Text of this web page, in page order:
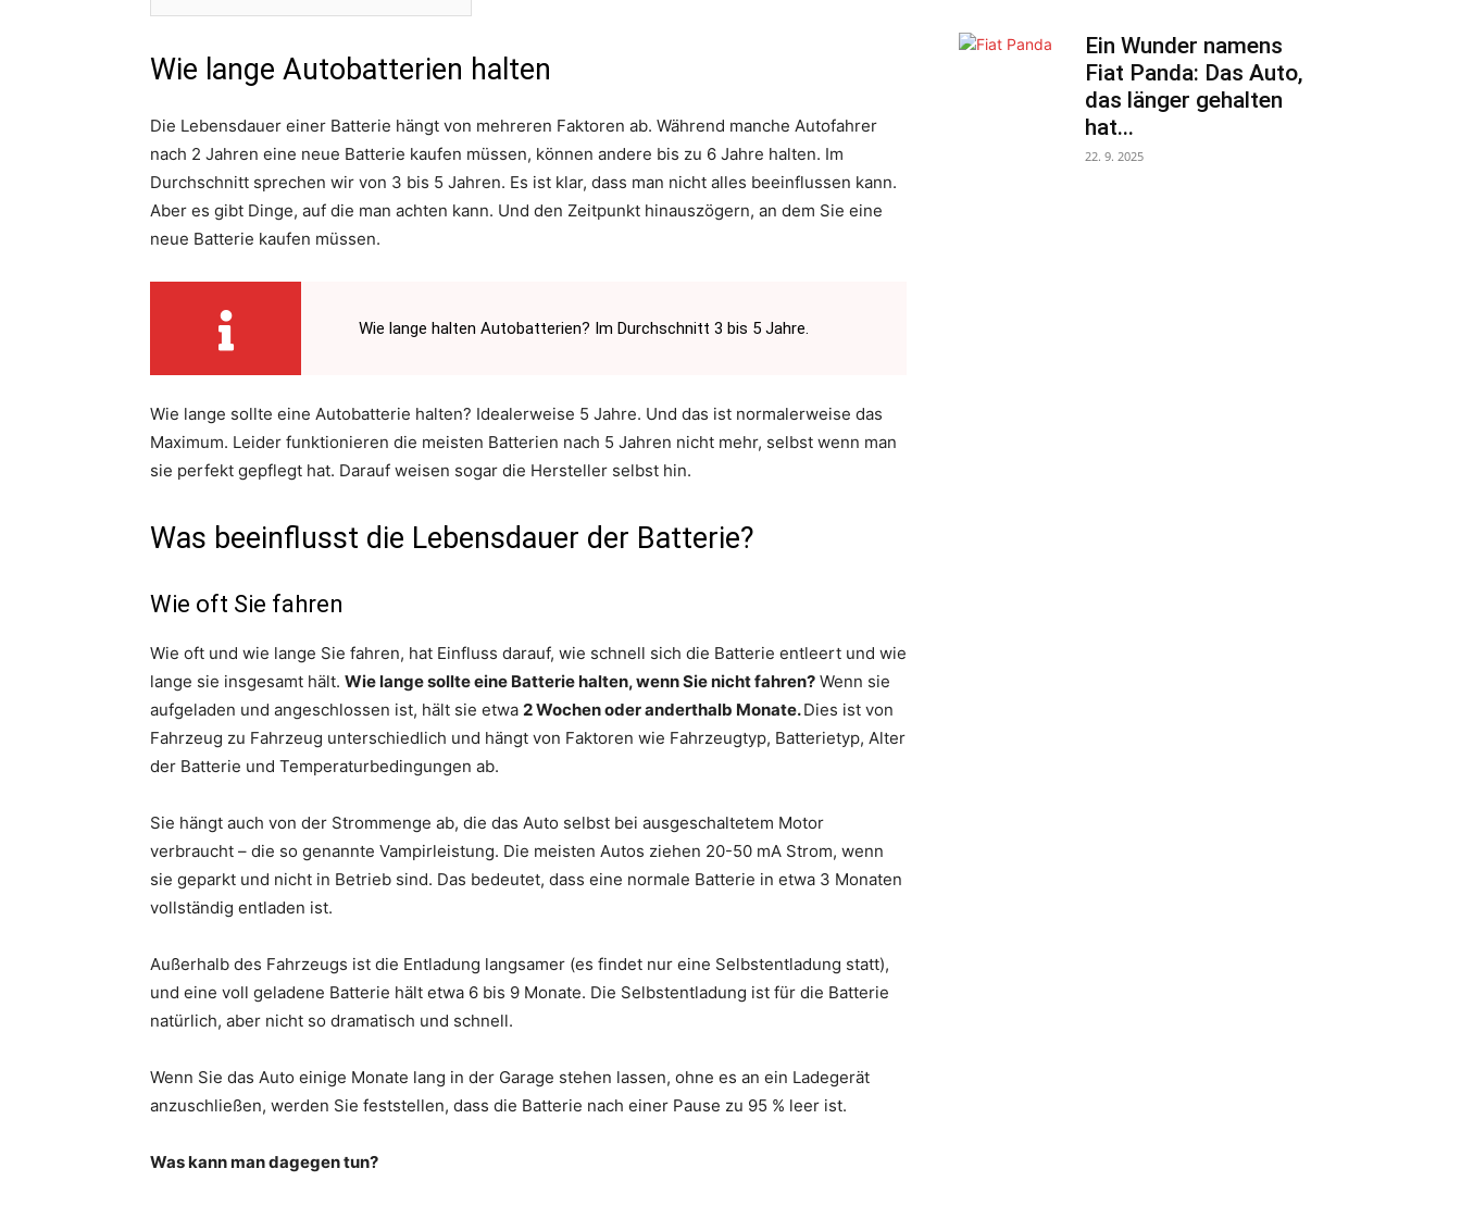
Wie lange Autobatterien halten
Die Lebensdauer einer Batterie hängt von mehreren Faktoren ab. Während manche Autofahrer
nach 2 Jahren eine neue Batterie kaufen müssen, können andere bis zu 6 Jahre halten. Im
Durchschnitt sprechen wir von 3 bis 5 Jahren. Es ist klar, dass man nicht alles beeinflussen kann.
Aber es gibt Dinge, auf die man achten kann. Und den Zeitpunkt hinauszögern, an dem Sie eine
neue Batterie kaufen müssen.
Wie lange halten Autobatterien? Im Durchschnitt 3 bis 5 Jahre.
Wie lange sollte eine Autobatterie halten? Idealerweise 5 Jahre. Und das ist normalerweise das
Maximum. Leider funktionieren die meisten Batterien nach 5 Jahren nicht mehr, selbst wenn man
sie perfekt gepflegt hat. Darauf weisen sogar die Hersteller selbst hin.
Was beeinflusst die Lebensdauer der Batterie?
Wie oft Sie fahren
Wie oft und wie lange Sie fahren, hat Einfluss darauf, wie schnell sich die Batterie entleert und wie
lange sie insgesamt hält. Wie lange sollte eine Batterie halten, wenn Sie nicht fahren? Wenn sie
aufgeladen und angeschlossen ist, hält sie etwa 2 Wochen oder anderthalb Monate.Dies ist von
Fahrzeug zu Fahrzeug unterschiedlich und hängt von Faktoren wie Fahrzeugtyp, Batterietyp, Alter
der Batterie und Temperaturbedingungen ab.
Sie hängt auch von der Strommenge ab, die das Auto selbst bei ausgeschaltetem Motor
verbraucht – die so genannte Vampirleistung. Die meisten Autos ziehen 20-50 mA Strom, wenn
sie geparkt und nicht in Betrieb sind. Das bedeutet, dass eine normale Batterie in etwa 3 Monaten
vollständig entladen ist.
Außerhalb des Fahrzeugs ist die Entladung langsamer (es findet nur eine Selbstentladung statt),
und eine voll geladene Batterie hält etwa 6 bis 9 Monate. Die Selbstentladung ist für die Batterie
natürlich, aber nicht so dramatisch und schnell.
Wenn Sie das Auto einige Monate lang in der Garage stehen lassen, ohne es an ein Ladegerät
anzuschließen, werden Sie feststellen, dass die Batterie nach einer Pause zu 95 % leer ist.
Was kann man dagegen tun?
Ein Wunder namens
Fiat Panda: Das Auto,
das länger gehalten
hat...
22. 9. 2025